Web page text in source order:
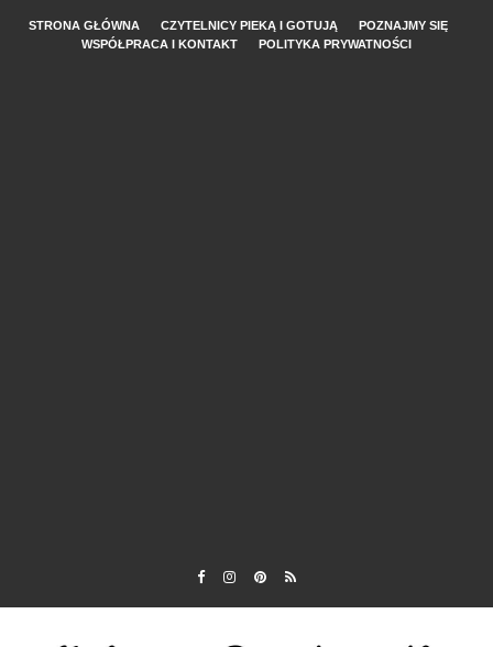
STRONA GŁÓWNA CZYTELNICY PIEKĄ I GOTUJĄ
POZNAJMY SIĘ
WSPÓŁPRACA I KONTAKT
POLITYKA PRYWATNOŚCI